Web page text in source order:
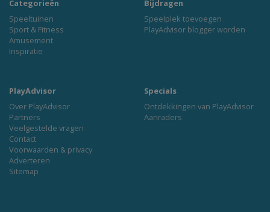
Categorieën
Speeltuinen
Sport & Fitness
Amusement
Inspiratie
Bijdragen
Speelplek toevoegen
PlayAdvisor blogger worden
PlayAdvisor
Over PlayAdvisor
Partners
Veelgestelde vragen
Contact
Voorwaarden & privacy
Adverteren
Sitemap
Specials
Ontdekkingen van PlayAdvisor
Aanraders